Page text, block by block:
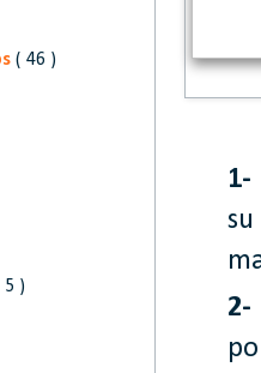
1-
2-
( 46 )
5 )